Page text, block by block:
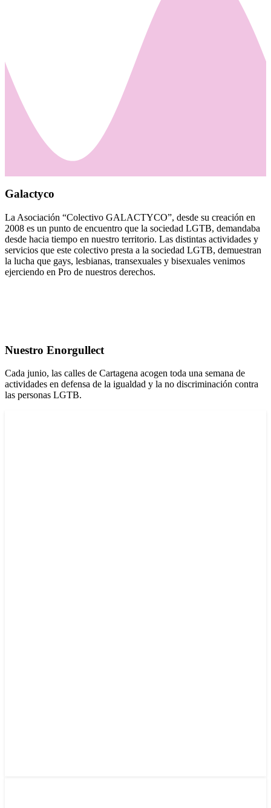
Galactyco
La Asociación “Colectivo GALACTYCO”, desde su creación en
2008 es un punto de encuentro que la sociedad LGTB, demandaba
desde hacia tiempo en nuestro territorio. Las distintas actividades y
servicios que este colectivo presta a la sociedad LGTB, demuestran
la lucha que gays, lesbianas, transexuales y bisexuales venimos
ejerciendo en Pro de nuestros derechos.
Nuestro Enorgullect
Cada junio, las calles de Cartagena acogen toda una semana de
actividades en defensa de la igualdad y la no discriminación contra
las personas LGTB.